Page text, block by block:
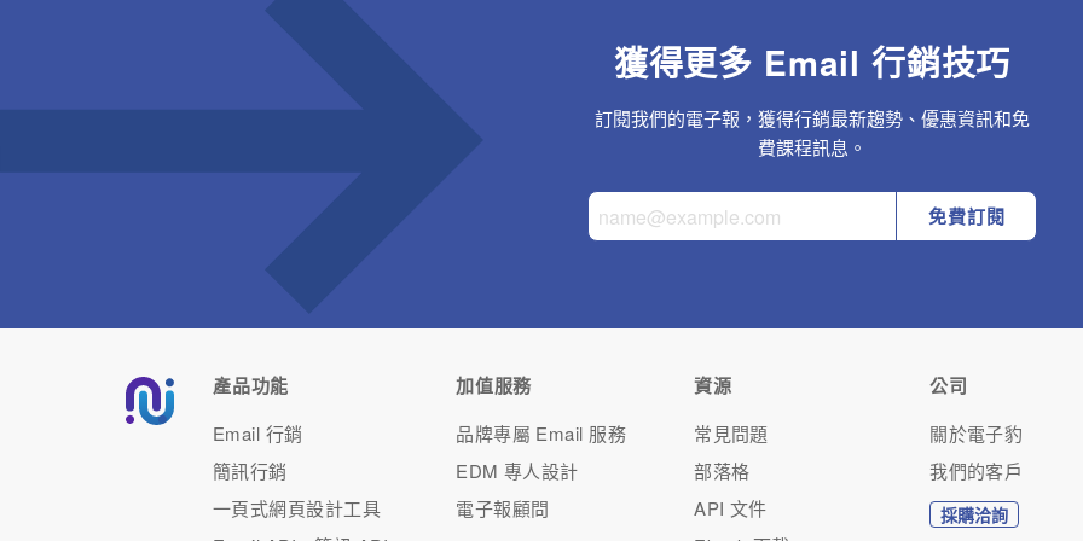
獲得更多 Email 行銷技巧
訂閱我們的電子報，獲得行銷最新趨勢、優惠資訊和免
費課程訊息。
免費訂閱
產品功能
Email 行銷
簡訊行銷
一頁式網頁設計工具
加值服務
品牌專屬 Email 服務
EDM 專人設計
電子報顧問
資源
常見問題
部落格
API 文件
公司
關於電子豹
我們的客戶
採購洽詢